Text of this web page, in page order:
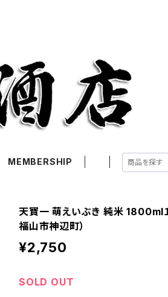
MEMBERSHIP
天寶一 萌えいぶき 純米 1800ml
福山市神辺町）
¥2,750
SOLD OUT